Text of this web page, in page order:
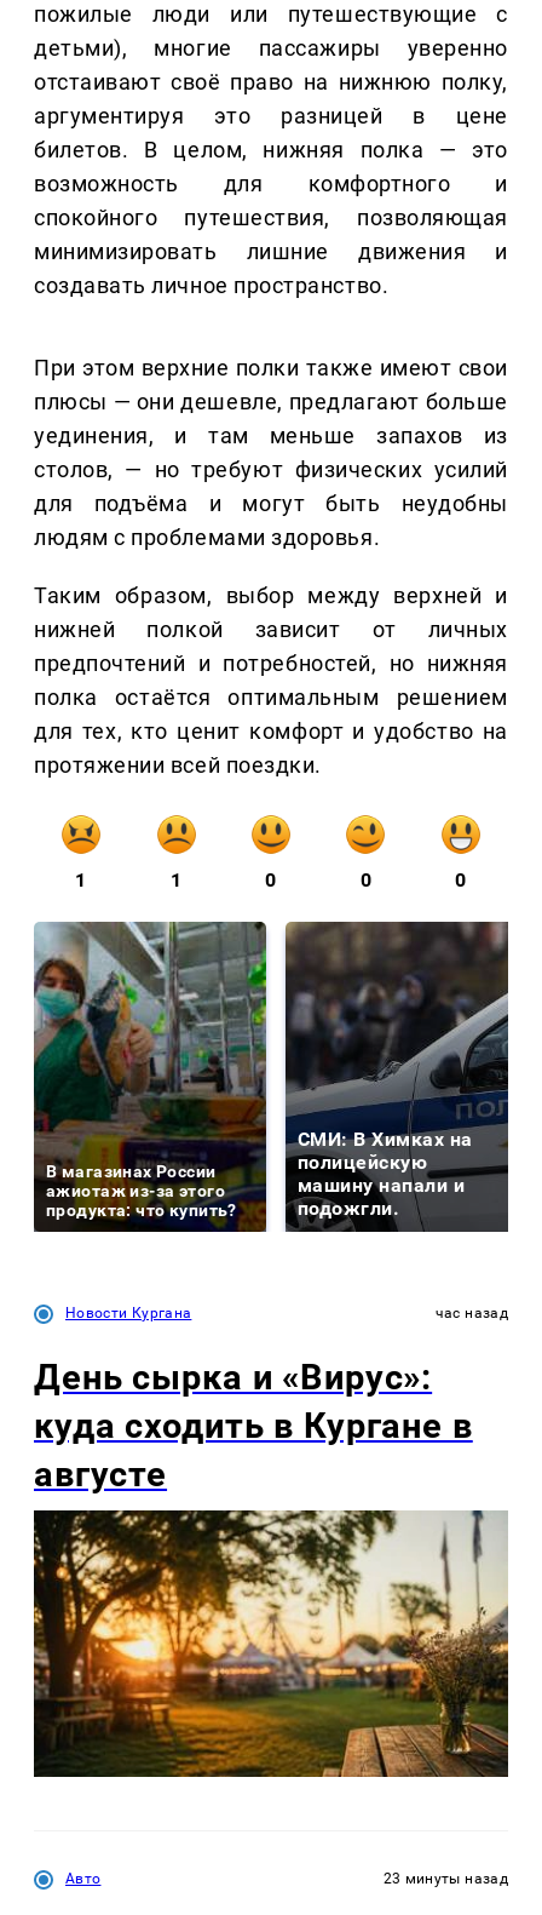
пожилые люди или путешествующие с
детьми), многие пассажиры уверенно
отстаивают своё право на нижнюю полку,
аргументируя это разницей в цене
билетов. В целом, нижняя полка — это
возможность для комфортного и
спокойного путешествия, позволяющая
минимизировать лишние движения и
создавать личное пространство.
При этом верхние полки также имеют свои
плюсы — они дешевле, предлагают больше
уединения, и там меньше запахов из
столов, — но требуют физических усилий
для подъёма и могут быть неудобны
людям с проблемами здоровья.
Таким образом, выбор между верхней и
нижней полкой зависит от личных
предпочтений и потребностей, но нижняя
полка остаётся оптимальным решением
для тех, кто ценит комфорт и удобство на
протяжении всей поездки.
1 1 0 0 0
В магазинах России
ажиотаж из-за этого
продукта: что купить?
СМИ: В Химках на
полицейскую
машину напали и
подожгли.
Новости Кургана час назад
День сырка и «Вирус»:
куда сходить в Кургане в
августе
Авто 23 минуты назад